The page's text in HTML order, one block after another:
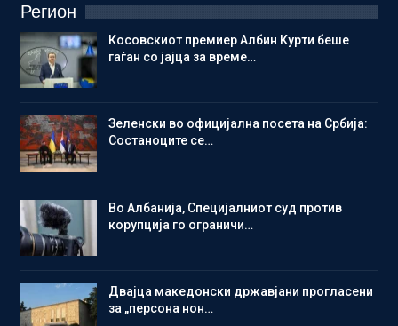
Регион
Косовскиот премиер Албин Курти беше
гаѓан со јајца за време…
Зеленски во официјална посета на Србија:
Состаноците се…
Во Албанија, Специјалниот суд против
корупција го ограничи…
Двајца македонски државјани прогласени
за „персона нон…